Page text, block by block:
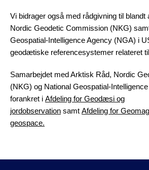
Vi bidrager også med rådgivning til blandt
Nordic Geodetic Commission (NKG)
Geospatial-Intelligence Agency (NGA) i
geodætiske referencesystemer relateret
Samarbejdet med Arktisk Råd, Nordic
(NKG) og National Geospatial-
forankret i Afdeling for Geodæsi og
jordobservation samt Afdeling for
geospace.